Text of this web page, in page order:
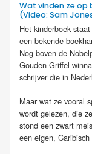
Wat vinden ze op
(Video: Sam
Het kinderboek
een bekende
Nog boven de
Gouden Griffel-
schrijver die in
Maar wat ze vooral
wordt gelezen, die
stond een zwart
een eigen,